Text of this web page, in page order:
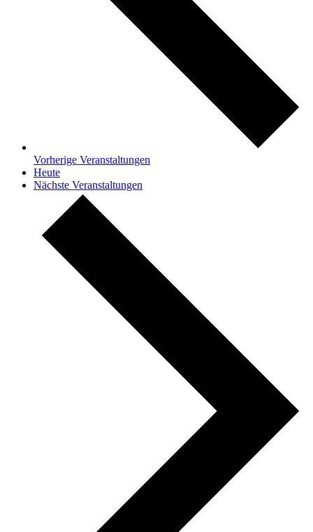
Vorherige Veranstaltungen
Heute
Nächste Veranstaltungen